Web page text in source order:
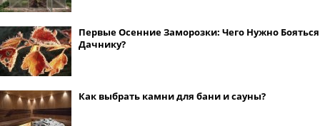
Первые Осенние Заморозки: Чего Нужно Бояться
Дачнику?
Как выбрать камни для бани и сауны?